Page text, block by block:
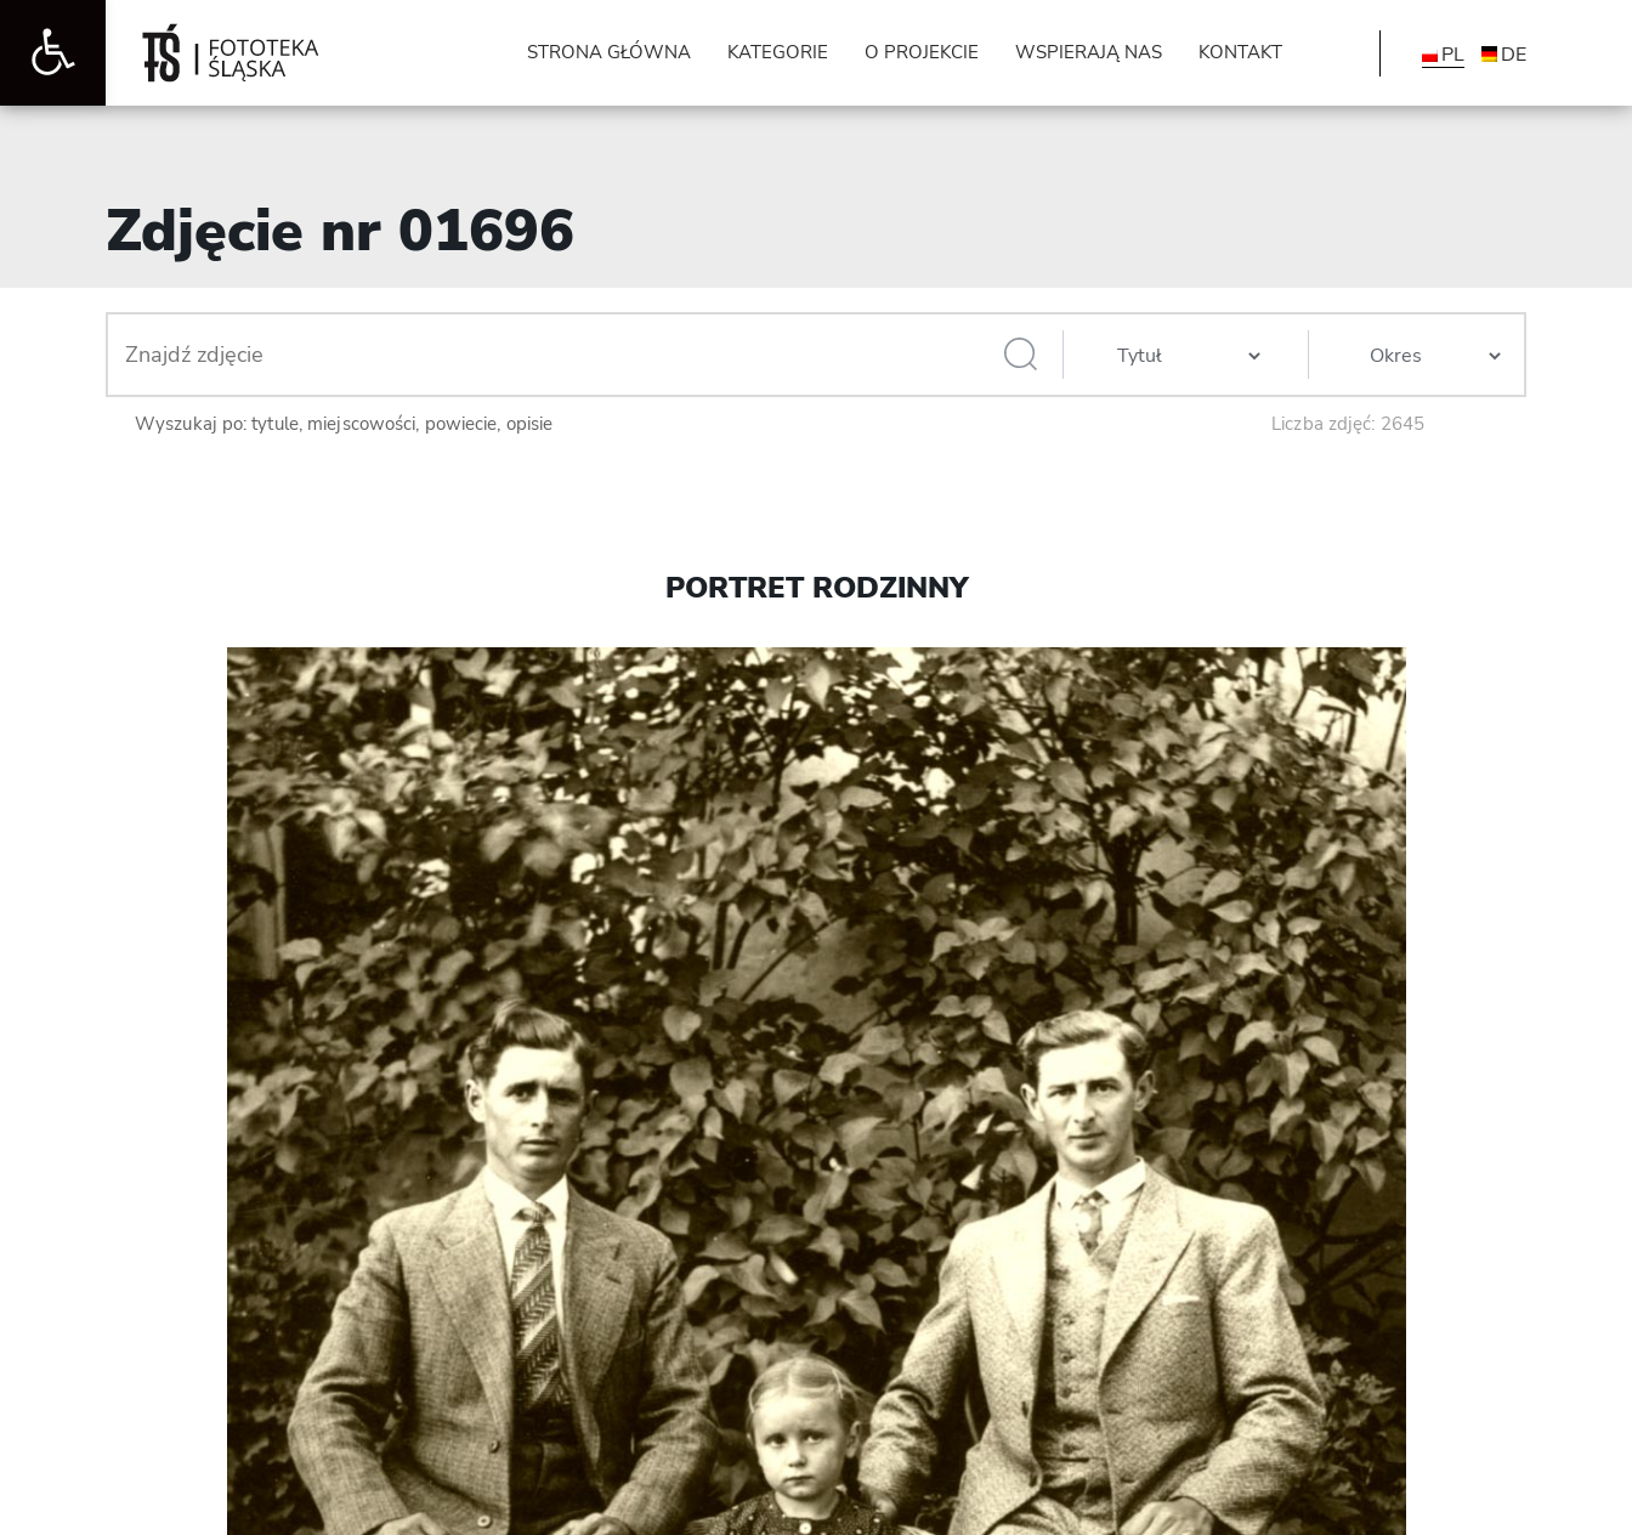
Otwórz
narzędzi
STRONA GŁÓWNA KATEGORIE O PROJEKCIE WSPIERAJĄ NAS KONTAKT PL DE
Zdjęcie nr 01696
Wyszukaj po: tytule, miejscowości, powiecie, opisie Liczba zdjęć: 2645
PORTRET RODZINNY